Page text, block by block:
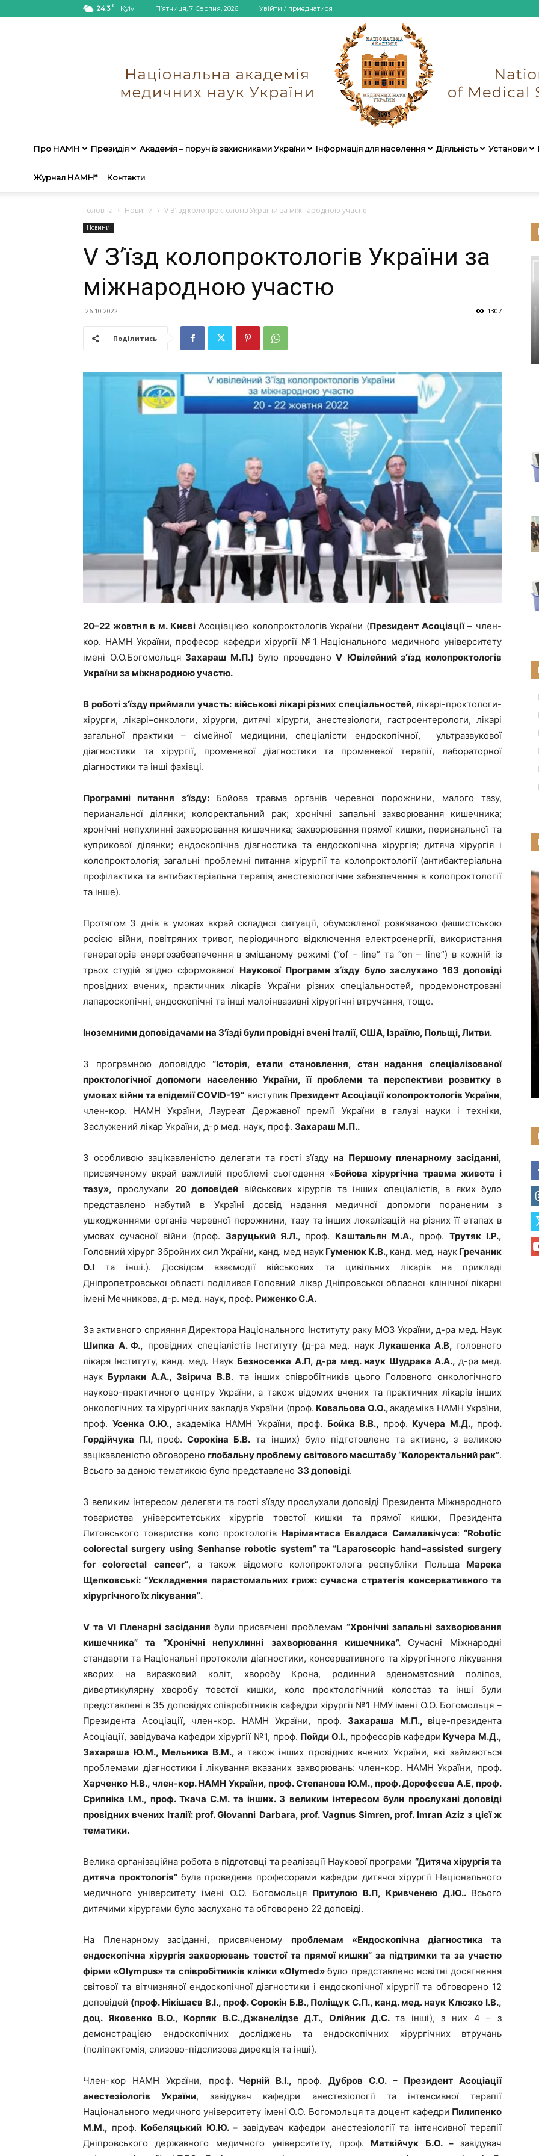
24.3 C Kyiv П’ятниця, 7 Серпня, 2026 Увійти / приєднатися
України
Про НАМН Президія Академія – поруч із захисниками України Інформація для населення Діяльність Установи
Журнал НАМН* Контакти
Головна Новини V З’їзд колопроктологів України за міжнародною участю
Новини
V З’їзд колопроктологів України за
міжнародною участю
26.10.2022 1307
Поділитись
20–22 жовтняв м. КиєвіАсоціацією колопроктологів України (Президент Асоціації– член-
кор. НАМН України, професор кафедри хірургії №1 Національного медичного університету
імені О.О.Богомольця Захараш М.П.) було проведеноV Ювілейний з‘їзд колопроктологів
України за міжнародною участю.
В роботі з’їзду приймали участь: військові лікарі різних спеціальностей, лікарі-проктологи-
хірурги, лікарі–онкологи, хірурги, дитячі хірурги, анестезіологи, гастроентерологи, лікарі
загальної практики – сімейної медицини, спеціалісти ендоскопічної, ультразвукової
діагностики та хірургії, променевої діагностики та променевої терапії, лабораторної
діагностики та інші фахівці.
Програмні питання з’їзду: Бойова травма органів черевної порожнини, малого тазу,
перианальної ділянки; колоректальний рак; хронічні запальні захворювання кишечника;
хронічні непухлинні захворювання кишечника; захворювання прямої кишки, перианальної та
куприкової ділянки; ендоскопічна діагностика та ендоскопічна хірургія; дитяча хірургія і
колопроктологія; загальні проблемні питання хірургії та колопроктології (антибактеріальна
профілактика та антибактеріальна терапія, анестезіологічне забезпечення в колопроктології
та інше).
Протягом 3 днів в умовах вкрай складної ситуації, обумовленої розв’язаною фашистською
росією війни, повітряних тривог, періодичного відключення електроенергії, використання
генераторів енергозабезпечення в змішаному режимі (“of – line” та “on – line”) в кожній із
трьох студій згідно сформованої Наукової Програми з’їзду було заслухано 163 доповіді
провідних вчених, практичних лікарів України різних спеціальностей, продемонстровані
лапароскопічні, ендоскопічні та інші малоінвазивні хірургічні втручання, тощо.
Іноземними доповідачами на З’їзді були провідні вчені Італії, США, Ізраїлю, Польщі, Литви.
З програмною доповіддю“Історія, етапи становлення, стан надання спеціалізованої
проктологічної допомоги населенню України, її проблеми та перспективи розвитку в
умовах війни та епідеміїCОVID-19” виступив Президент Асоціації колопроктологів України,
член-кор. НАМН України, Лауреат Державної премії України в галузі науки і техніки,
Заслужений лікар України, д-р мед. наук, проф. Захараш М.П..
З особливою зацікавленістю делегати та гості з’їздуна Першому пленарному засіданні,
присвяченому вкрай важливій проблемі сьогодення «Бойова хірургічна травма живота і
тазу», прослухали 20 доповідей військових хірургів та інших спеціалістів, в яких було
представлено набутий в Україні досвід надання медичної допомоги пораненим з
ушкодженнями органів черевної порожнини, тазу та інших локалізацій на різних її етапах в
умовах сучасної війни (проф. Заруцький Я.Л., проф. Каштальян М.А., проф. Трутяк І.Р.,
Головний хірург Збройних сил України, канд. мед наукГуменюк К.В., канд. мед. наукГречаник
О.І та інші.). Досвідом взаємодії військових та цивільних лікарів на прикладі
Дніпропетровської області поділився Головний лікар Дніпровської обласної клінічної лікарні
імені Мечникова, д-р. мед. наук, проф. Риженко С.А.
За активного сприяння Директора Національного Інституту раку МОЗ України, д-ра мед. Наук
Шипка А. Ф., провідних спеціалістів Інституту (д-ра мед. наукЛукашенка А.В, головного
лікаря Інституту, канд. мед. Наук Безносенка А.П, д-ра мед. наук Шудрака А.А., д-ра мед.
наук Бурлаки А.А., Звірича В.В. та інших співробітників цього Головного онкологічного
науково-практичного центру України, а також відомих вчених та практичних лікарів інших
онкологічних та хірургічних закладів України (проф. Ковальова О.О.,академіка НАМН України,
проф. Усенка О.Ю., академіка НАМН України, проф. Бойка В.В., проф. Кучера М.Д., проф.
Гордійчука П.І, проф. Сорокіна Б.В. та інших) було підготовлено та активно, з великою
зацікавленістю обговореноглобальну проблему світового масштабу“Колоректальний рак”.
Всього за даною тематикою було представлено 33 доповіді.
З великим інтересом делегати та гості з’їзду прослухали доповіді Президента Міжнародного
товариства університетських хірургів товстої кишки та прямої кишки, Президента
Литовського товариства коло проктологів Нарімантаса Евалдаса Самалавічуса:“Robotic
colorectal surgery using Senhanse robotic system” та “Laparoscopic hand–assisted surgery
for colorectal cancer”, а також відомого колопроктолога республіки Польща Марека
Щепковські: “Ускладнення парастомальних гриж: сучасна стратегія консервативного та
хірургічного їх лікування”.
V та VIПленарні засідання були присвячені проблемам“Хронічні запальні захворювання
кишечника” та “Хронічні непухлинні захворювання кишечника”. Сучасні Міжнародні
стандарти та Національні протоколи діагностики, консервативного та хірургічного лікування
хворих на виразковий коліт, хворобу Крона, родинний аденоматозний поліпоз,
дивертикулярну хворобу товстої кишки, коло проктологічний колостаз та інші були
представлені в 35 доповідях співробітників кафедри хірургії №1 НМУ імені О.О. Богомольця –
Президента Асоціації, член-кор. НАМН України, проф. Захараша М.П., віце-президента
Асоціації, завідувача кафедри хірургії №1, проф. Пойди О.І., професорів кафедри Кучера М.Д.,
Захараша Ю.М., Мельника В.М.,а також інших провідних вчених України, які займаються
проблемами діагностики і лікування вказаних захворювань: член-кор. НАМН України, проф.
Харченко Н.В., член-кор. НАМН України, проф. Степанова Ю.М., проф. Дорофєєва А.Е, проф.
Срипніка І.М., проф. Ткача С.М. та інших. З великим інтересом були прослухані доповіді
провідних вчених Італії:prof.Glovanni Darbara, рrof. Vagnus Simren, рrof. Imran Aziz з цієї ж
тематики.
Велика організаційна робота в підготовці та реалізації Наукової програми “Дитяча хірургія та
дитяча проктологія” була проведена професорами кафедри дитячої хірургії Національного
медичного університету імені О.О. Богомольця Притулою В.П, Кривченею Д.Ю.. Всього
дитячими хірургами було заслухано та обговорено 22 доповіді.
На Пленарному засіданні, присвяченому проблемам «Ендоскопічна діагностика та
ендоскопічна хірургія захворювань товстої та прямої кишки” за підтримки та за участю
фірми «Olympus» та співробітників клінки «Olymed»було представлено новітні досягнення
світової та вітчизняної ендоскопічної діагностики і ендоскопічної хірургії та обговорено 12
доповідей (проф. Нікішаєв В.І., проф. Сорокін Б.В., Поліщук С.П., канд. мед. наук Клюзко І.В.,
доц. Яковенко В.О., Корпяк В.С.,Джанелідзе Д.Т., Олійник Д.С.та інші), з них 4 – з
демонстрацією ендоскопічних досліджень та ендоскопічних хірургічних втручань
(поліпектомія, слизово-підслизова дирекція та інші).
Член-кор НАМН України, проф. Черній В.І., проф.Дубров С.О. – Президент Асоціації
анестезіологів України, завідувач кафедри анестезіології та інтенсивної терапії
Національного медичного університету імені О.О. Богомольця та доцент кафедри Пилипенко
М.М., проф. Кобеляцький Ю.Ю. – завідувач кафедри анестезіології та інтенсивної терапії
Дніпровського державного медичного університету, проф. Матвійчук Б.О. – завідувач